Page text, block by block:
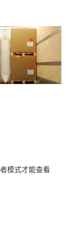
模式才能查看